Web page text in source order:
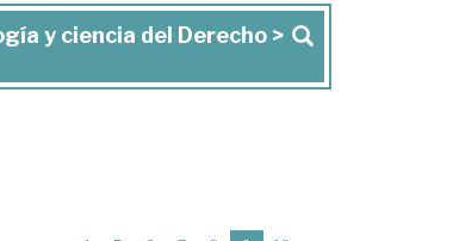
y ciencia del Derecho >